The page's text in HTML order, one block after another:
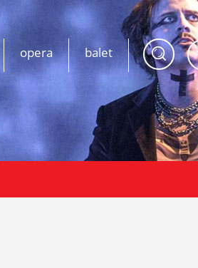
balet
opera